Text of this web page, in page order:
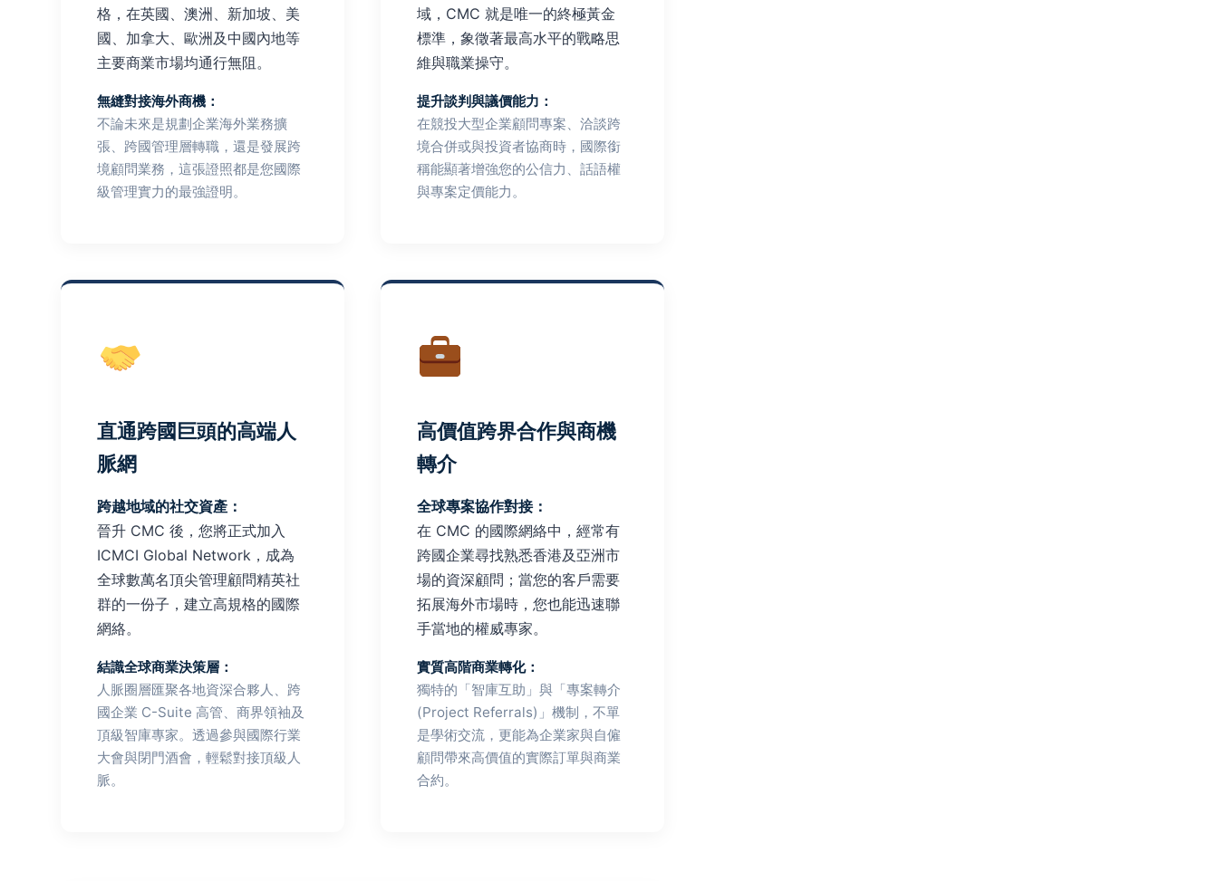
格，在英國、澳洲、新加坡、美
國、加拿大、歐洲及中國內地等
主要商業市場均通行無阻。
無縫對接海外商機：
不論未來是規劃企業海外業務擴
張、跨國管理層轉職，還是發展跨
境顧問業務，這張證照都是您國際
級管理實力的最強證明。
域，CMC 就是唯一的終極黃金
標準，象徵著最高水平的戰略思
維與職業操守。
提升談判與議價能力：
在競投大型企業顧問專案、洽談跨
境合併或與投資者協商時，國際銜
稱能顯著增強您的公信力、話語權
與專案定價能力。
直通跨國巨頭的高端人
脈網
跨越地域的社交資產：
晉升 CMC 後，您將正式加入
ICMCI Global Network，成為
全球數萬名頂尖管理顧問精英社
群的一份子，建立高規格的國際
網絡。
結識全球商業決策層：
人脈圈層匯聚各地資深合夥人、跨
國企業 C-Suite 高管、商界領袖及
頂級智庫專家。透過參與國際行業
大會與閉門酒會，輕鬆對接頂級人
脈。
高價值跨界合作與商機
轉介
全球專案協作對接：
在 CMC 的國際網絡中，經常有
跨國企業尋找熟悉香港及亞洲市
場的資深顧問；當您的客戶需要
拓展海外市場時，您也能迅速聯
手當地的權威專家。
實質高階商業轉化：
獨特的「智庫互助」與「專案轉介
(Project Referrals)」機制，不單
是學術交流，更能為企業家與自僱
顧問帶來高價值的實際訂單與商業
合約。